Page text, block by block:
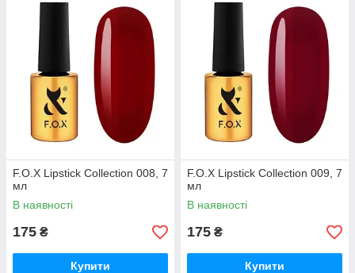
F.O.X Lipstick Collection 008, 7
мл
В наявності
175 ₴
Купити
F.O.X Lipstick Collection 009, 7
мл
В наявності
175 ₴
Купити